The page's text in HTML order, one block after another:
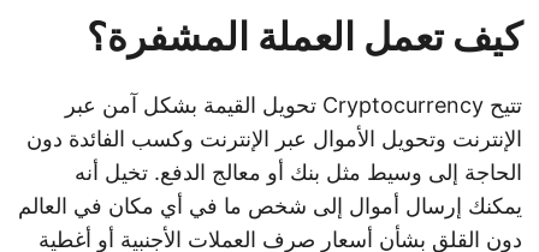
كيف تعمل العملة المشفرة؟
تتيح Cryptocurrency تحويل القيمة بشكل آمن عبر
الإنترنت وتحويل الأموال عبر الإنترنت وكسب الفائدة دون
الحاجة إلى وسيط مثل بنك أو معالج الدفع. تخيل أنه
يمكنك إرسال أموال إلى شخص ما في أي مكان في العالم
دون القلق بشأن أسعار صرف العملات الأجنبية أو أغطية